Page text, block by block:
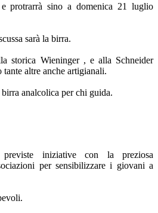
protrarrà sino a domenica 21 luglio
sarà la birra.
storica Wieninger , e alla Schneider
tante altre anche artigianali.
analcolica per chi guida.
previste iniziative con la preziosa
per sensibilizzare i giovani a